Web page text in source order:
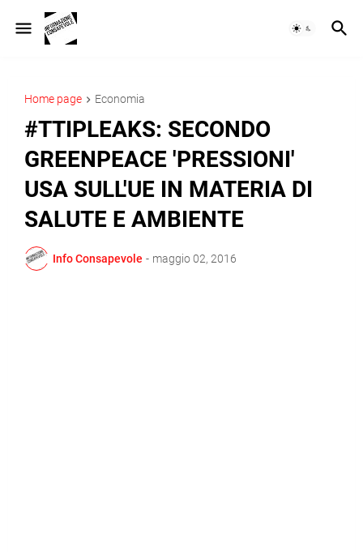
Home page Economia
#TTIPLEAKS: SECONDO
GREENPEACE 'PRESSIONI'
USA SULL'UE IN MATERIA DI
SALUTE E AMBIENTE
Info Consapevole - maggio 02, 2016